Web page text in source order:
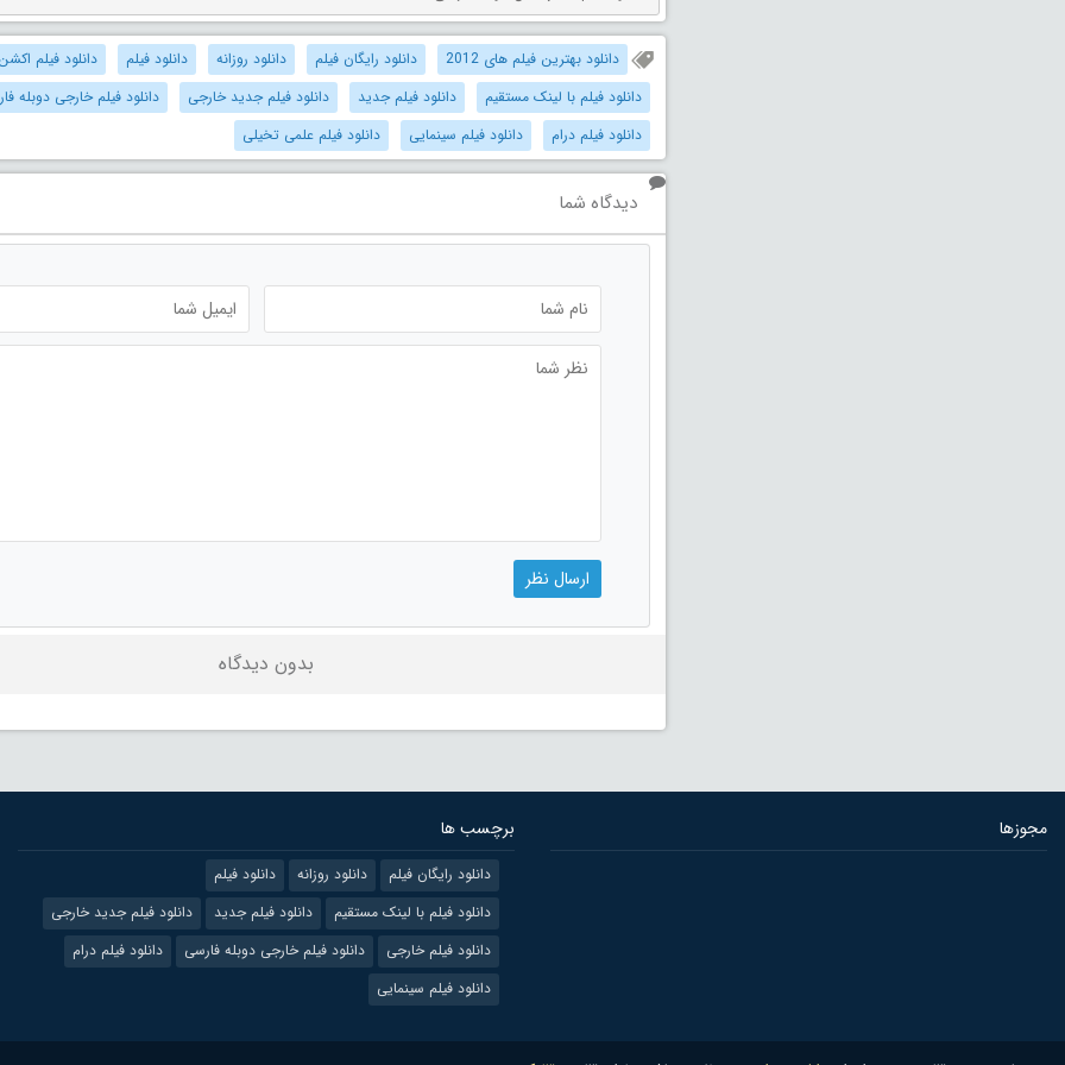
دانلود بهترین فیلم های 2012 دانلود رایگان فیلم دانلود روزانه دانلود فیلم
دانلود فیلم
دانلود فیلم با لینک مستقیم
دانلود فیلم جدید دانلود فیلم جدید خارجی
دانلود فیلم خارجی دوبله
دانلود فیلم درام
دانلود فیلم سینمایی دانلود فیلم علمی تخیلی
دیدگاه شما
بدون دیدگاه
مجوزها برچسب ها
دانلود رایگان فیلم دانلود روزانه
دانلود فیلم
دانلود فیلم با لینک مستقیم
دانلود فیلم جدید
دانلود فیلم جدید خارجی
دانلود فیلم خارجی
دانلود فیلم خارجی دوبله فارسی
دانلود فیلم درام
دانلود فیلم سینمایی